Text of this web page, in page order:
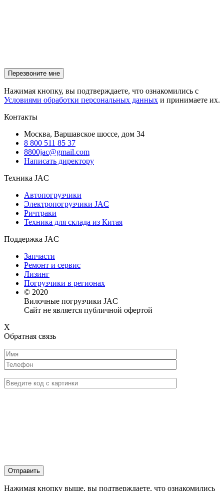
Нажимая кнопку, вы подтверждаете, что ознакомились с
Условиями обработки персональных данных и принимаете их.
Контакты
Москва, Варшавское шоссе, дом 34
8 800 511 85 37
8800jac@gmail.com
Написать директору
Техника JAC
Автопогрузчики
Электропогрузчики JAC
Ричтраки
Техника для склада из Китая
Поддержка JAC
Запчасти
Ремонт и сервис
Лизинг
Погрузчики в регионах
© 2020
Вилочные погрузчики JAC
Сайт не является публичной офертой
X
Обратная связь
Нажимая кнопку выше, вы подтверждаете, что ознакомились